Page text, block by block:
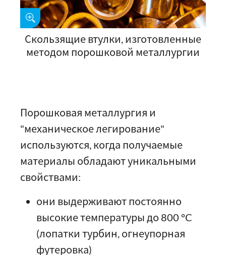
Скользящие втулки, изготовленные
методом порошковой металлургии
Порошковая металлургия и
"механическое легирование"
используются, когда получаемые
материалы обладают уникальными
свойствами:
они выдерживают постоянно
высокие температуры до 800 °C
(лопатки турбин, огнеупорная
футеровка)